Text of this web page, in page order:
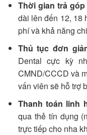
Thời gian trả
dài lên đến 12, 18
phí và khả năng
Thủ tục đơn
Dental cực kỳ
CMND/CCCD và
vấn viên sẽ hỗ trợ
Thanh toán linh
qua thẻ tín dụng
trực tiếp cho nha